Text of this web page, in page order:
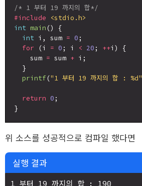
/* 1 부터 19 까지의 합*/
#include
<stdio.h>
int main () {
int i, sum = 0 ;
for (i = 0 ; i < 20 ; ++i) {
    sum
= sum + i;
  }
printf ("1 부터 19 까지의 합 : %d"
return 0 ;
위 소스를 성공적으로 컴파일 했다면
실행 결과